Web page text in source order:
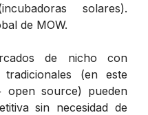
solares).
de MOW.
de nicho con
(en este
open source) pueden
sin necesidad de